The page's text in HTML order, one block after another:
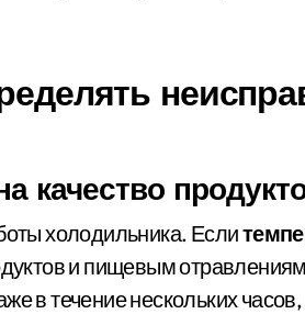
качество
холодильника. Если
и пищевым
в течение нескольких